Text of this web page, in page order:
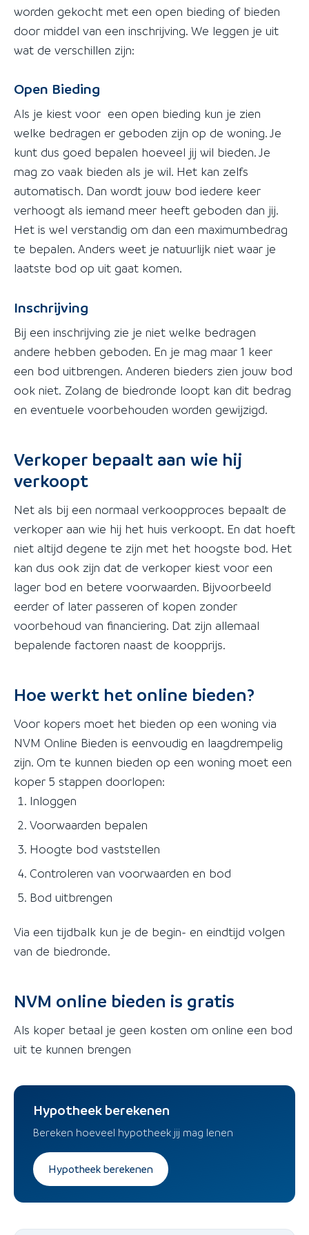
worden gekocht met een open bieding of bieden
door middel van een inschrijving. We leggen je uit
wat de verschillen zijn:
Open Bieding
Als je kiest voor een open bieding kun je zien
welke bedragen er geboden zijn op de woning. Je
kunt dus goed bepalen hoeveel jij wil bieden. Je
mag zo vaak bieden als je wil. Het kan zelfs
automatisch. Dan wordt jouw bod iedere keer
verhoogt als iemand meer heeft geboden dan jij.
Het is wel verstandig om dan een maximumbedrag
te bepalen. Anders weet je natuurlijk niet waar je
laatste bod op uit gaat komen.
Inschrijving
Bij een inschrijving zie je niet welke bedragen
andere hebben geboden. En je mag maar 1 keer
een bod uitbrengen. Anderen bieders zien jouw bod
ook niet. Zolang de biedronde loopt kan dit bedrag
en eventuele voorbehouden worden gewijzigd.
Verkoper bepaalt aan wie hij
verkoopt
Net als bij een normaal verkoopproces bepaalt de
verkoper aan wie hij het huis verkoopt. En dat hoeft
niet altijd degene te zijn met het hoogste bod. Het
kan dus ook zijn dat de verkoper kiest voor een
lager bod en betere voorwaarden. Bijvoorbeeld
eerder of later passeren of kopen zonder
voorbehoud van financiering. Dat zijn allemaal
bepalende factoren naast de koopprijs.
Hoe werkt het online bieden?
Voor kopers moet het bieden op een woning via
NVM Online Bieden is eenvoudig en laagdrempelig
zijn. Om te kunnen bieden op een woning moet een
koper 5 stappen doorlopen:
Inloggen
Voorwaarden bepalen
Hoogte bod vaststellen
Controleren van voorwaarden en bod
Bod uitbrengen
Via een tijdbalk kun je de begin- en eindtijd volgen
van de biedronde.
NVM online bieden is gratis
Als koper betaal je geen kosten om online een bod
uit te kunnen brengen
Hypotheek berekenen
Bereken hoeveel hypotheek jij mag lenen
Hypotheek berekenen